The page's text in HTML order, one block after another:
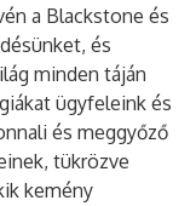
a Blackstone és
és
minden táján
ügyfeleink és
és meggyőző
tükrözve
kemény